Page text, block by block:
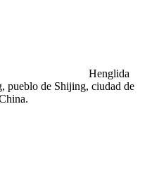
Henglida
pueblo de Shijing, ciudad de